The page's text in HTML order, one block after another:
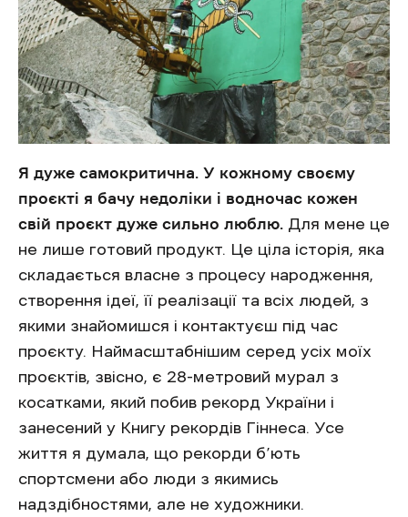
Я дуже самокритична. У кожному своєму
проєкті я бачу недоліки і водночас кожен
свій проєкт дуже сильно люблю. Для мене це
не лише готовий продукт. Це ціла історія, яка
складається власне з процесу народження,
створення ідеї, її реалізації та всіх людей, з
якими знайомишся і контактуєш під час
проєкту. Наймасштабнішим серед усіх моїх
проєктів, звісно, є 28-метровий мурал з
косатками, який побив рекорд України і
занесений у Книгу рекордів Гіннеса. Усе
життя я думала, що рекорди б’ють
спортсмени або люди з якимись
надздібностями, але не художники.